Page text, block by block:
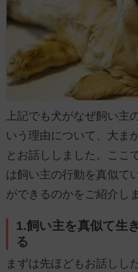
上記でも犬がなぜ飼い主
いう理由について、大ま
とお話ししました。ここ
は飼い主の行動を真似て
ができるのかをご紹介し
1.飼い主を真似て生
る
まずは先ほどもお話しし